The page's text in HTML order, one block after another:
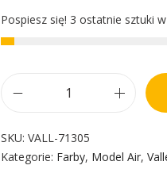
Pospiesz się! 3 ostatnie sztuki
SKU: VALL-71305
Kategorie: Farby, Model Air,